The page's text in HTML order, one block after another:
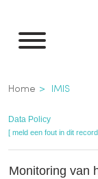
naar
inhoud
gaan
Kruimelpad
Home IMIS
Data Policy
[ meld een fout in dit
Monitoring van